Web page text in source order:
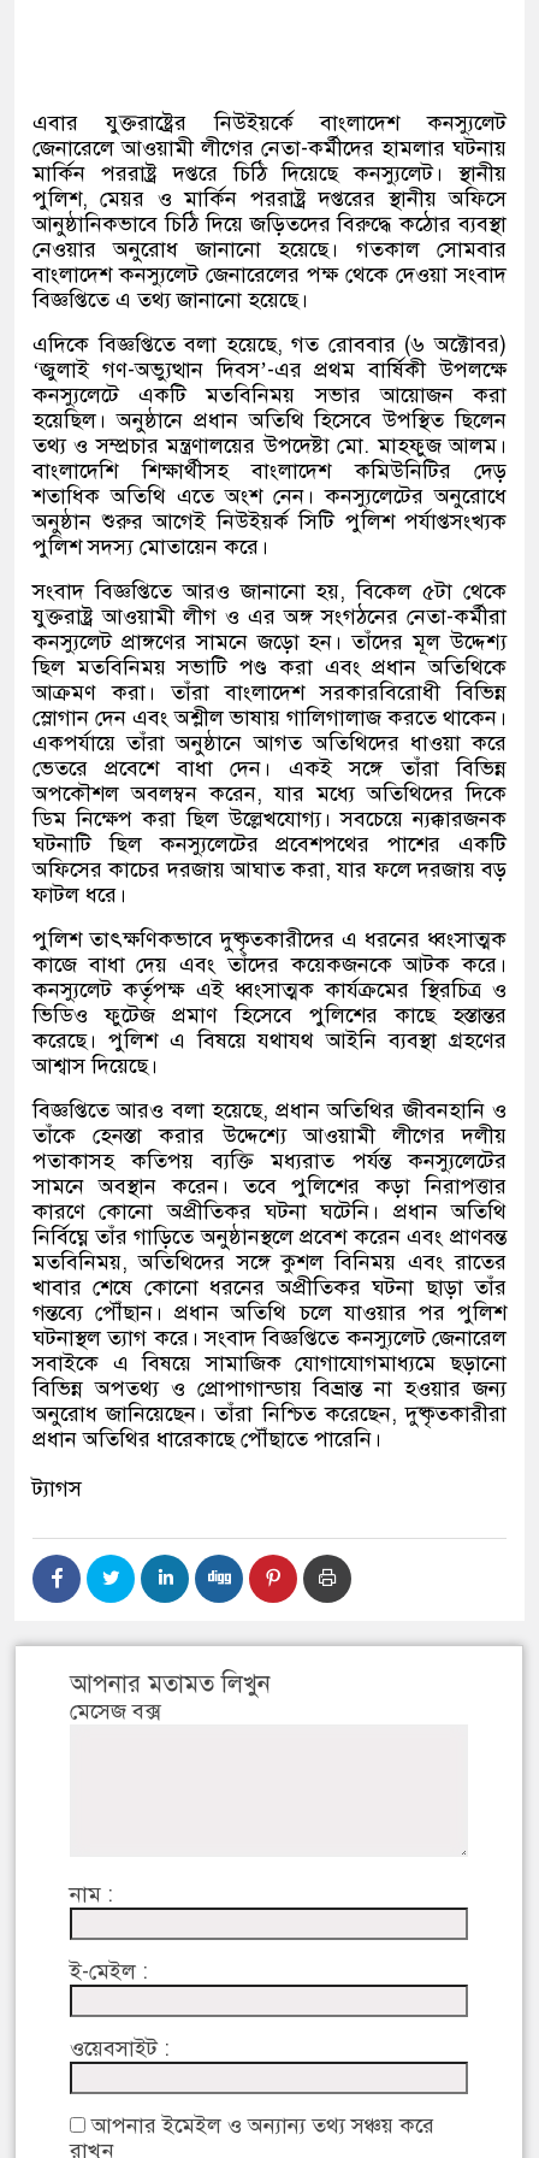
এবার যুক্তরাষ্ট্রের নিউইয়র্কে বাংলাদেশ কনস্যুলেট
জেনারেলে আওয়ামী লীগের নেতা-কর্মীদের হামলার ঘটনায়
মার্কিন পররাষ্ট্র দপ্তরে চিঠি দিয়েছে কনস্যুলেট। স্থানীয়
পুলিশ, মেয়র ও মার্কিন পররাষ্ট্র দপ্তরের স্থানীয় অফিসে
আনুষ্ঠানিকভাবে চিঠি দিয়ে জড়িতদের বিরুদ্ধে কঠোর ব্যবস্থা
নেওয়ার অনুরোধ জানানো হয়েছে। গতকাল সোমবার
বাংলাদেশ কনস্যুলেট জেনারেলের পক্ষ থেকে দেওয়া সংবাদ
বিজ্ঞপ্তিতে এ তথ্য জানানো হয়েছে।
এদিকে বিজ্ঞপ্তিতে বলা হয়েছে, গত রোববার (৬ অক্টোবর)
‘জুলাই গণ-অভ্যুত্থান দিবস’-এর প্রথম বার্ষিকী উপলক্ষে
কনস্যুলেটে একটি মতবিনিময় সভার আয়োজন করা
হয়েছিল। অনুষ্ঠানে প্রধান অতিথি হিসেবে উপস্থিত ছিলেন
তথ্য ও সম্প্রচার মন্ত্রণালয়ের উপদেষ্টা মো. মাহফুজ আলম।
বাংলাদেশি শিক্ষার্থীসহ বাংলাদেশ কমিউনিটির দেড়
শতাধিক অতিথি এতে অংশ নেন। কনস্যুলেটের অনুরোধে
অনুষ্ঠান শুরুর আগেই নিউইয়র্ক সিটি পুলিশ পর্যাপ্তসংখ্যক
পুলিশ সদস্য মোতায়েন করে।
সংবাদ বিজ্ঞপ্তিতে আরও জানানো হয়, বিকেল ৫টা থেকে
যুক্তরাষ্ট্র আওয়ামী লীগ ও এর অঙ্গ সংগঠনের নেতা-কর্মীরা
কনস্যুলেট প্রাঙ্গণের সামনে জড়ো হন। তাঁদের মূল উদ্দেশ্য
ছিল মতবিনিময় সভাটি পণ্ড করা এবং প্রধান অতিথিকে
আক্রমণ করা। তাঁরা বাংলাদেশ সরকারবিরোধী বিভিন্ন
স্লোগান দেন এবং অশ্লীল ভাষায় গালিগালাজ করতে থাকেন।
একপর্যায়ে তাঁরা অনুষ্ঠানে আগত অতিথিদের ধাওয়া করে
ভেতরে প্রবেশে বাধা দেন। একই সঙ্গে তাঁরা বিভিন্ন
অপকৌশল অবলম্বন করেন, যার মধ্যে অতিথিদের দিকে
ডিম নিক্ষেপ করা ছিল উল্লেখযোগ্য। সবচেয়ে ন্যক্কারজনক
ঘটনাটি ছিল কনস্যুলেটের প্রবেশপথের পাশের একটি
অফিসের কাচের দরজায় আঘাত করা, যার ফলে দরজায় বড়
ফাটল ধরে।
পুলিশ তাৎক্ষণিকভাবে দুষ্কৃতকারীদের এ ধরনের ধ্বংসাত্মক
কাজে বাধা দেয় এবং তাঁদের কয়েকজনকে আটক করে।
কনস্যুলেট কর্তৃপক্ষ এই ধ্বংসাত্মক কার্যক্রমের স্থিরচিত্র ও
ভিডিও ফুটেজ প্রমাণ হিসেবে পুলিশের কাছে হস্তান্তর
করেছে। পুলিশ এ বিষয়ে যথাযথ আইনি ব্যবস্থা গ্রহণের
আশ্বাস দিয়েছে।
বিজ্ঞপ্তিতে আরও বলা হয়েছে, প্রধান অতিথির জীবনহানি ও
তাঁকে হেনস্তা করার উদ্দেশ্যে আওয়ামী লীগের দলীয়
পতাকাসহ কতিপয় ব্যক্তি মধ্যরাত পর্যন্ত কনস্যুলেটের
সামনে অবস্থান করেন। তবে পুলিশের কড়া নিরাপত্তার
কারণে কোনো অপ্রীতিকর ঘটনা ঘটেনি। প্রধান অতিথি
নির্বিঘ্নে তাঁর গাড়িতে অনুষ্ঠানস্থলে প্রবেশ করেন এবং প্রাণবন্ত
মতবিনিময়, অতিথিদের সঙ্গে কুশল বিনিময় এবং রাতের
খাবার শেষে কোনো ধরনের অপ্রীতিকর ঘটনা ছাড়া তাঁর
গন্তব্যে পৌঁছান। প্রধান অতিথি চলে যাওয়ার পর পুলিশ
ঘটনাস্থল ত্যাগ করে। সংবাদ বিজ্ঞপ্তিতে কনস্যুলেট জেনারেল
সবাইকে এ বিষয়ে সামাজিক যোগাযোগমাধ্যমে ছড়ানো
বিভিন্ন অপতথ্য ও প্রোপাগান্ডায় বিভ্রান্ত না হওয়ার জন্য
অনুরোধ জানিয়েছেন। তাঁরা নিশ্চিত করেছেন, দুষ্কৃতকারীরা
প্রধান অতিথির ধারেকাছে পৌঁছাতে পারেনি।
ট্যাগস
আপনার মতামত লিখুন
মেসেজ বক্স
নাম :
ই-মেইল :
ওয়েবসাইট :
আপনার ইমেইল ও অন্যান্য তথ্য সঞ্চয় করে
রাখুন